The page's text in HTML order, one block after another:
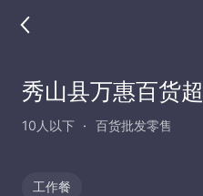
秀山县万惠百货
10人以下 百货批发零售
工作餐